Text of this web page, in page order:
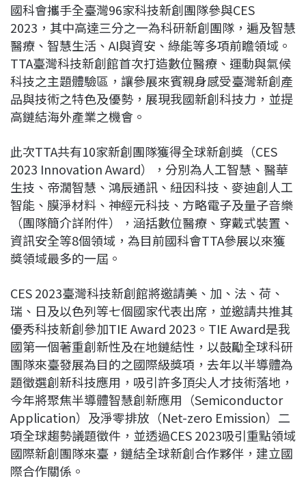
國科會攜手全臺灣96家科技新創團隊參與CES
2023，其中高達三分之一為科研新創團隊，遍及智慧
醫療、智慧生活、AI與資安、綠能等多項前瞻領域。
TTA臺灣科技新創館首次打造數位醫療、運動與氣候
科技之主題體驗區，讓參展來賓親身感受臺灣新創產
品與技術之特色及優勢，展現我國新創科技力，並提
高鏈結海外產業之機會。
此次TTA共有10家新創團隊獲得全球新創獎（CES
2023 Innovation Award），分別為人工智慧、醫華
生技、帝濶智慧、鴻辰通訊、紐因科技、麥迪創人工
智能、膜淨材料、神經元科技、方略電子及量子音樂
（團隊簡介詳附件），涵括數位醫療、穿戴式裝置、
資訊安全等8個領域，為目前國科會TTA參展以來獲
獎領域最多的一屆。
CES 2023臺灣科技新創館將邀請美、加、法、荷、
瑞、日及以色列等七個國家代表出席，並邀請共推其
優秀科技新創參加TIE Award 2023。TIE Award是我
國第一個著重創新性及在地鏈結性，以鼓勵全球科研
團隊來臺發展為目的之國際級獎項，去年以半導體為
題徵選創新科技應用，吸引許多頂尖人才技術落地，
今年將聚焦半導體智慧創新應用（Semiconductor
Application）及淨零排放（Net-zero Emission）二
項全球趨勢議題徵件，並透過CES 2023吸引重點領域
國際新創團隊來臺，鏈結全球新創合作夥伴，建立國
際合作關係。